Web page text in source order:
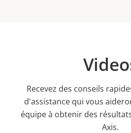
Recevez des conseils
d'assistance qui vous
équipe à obtenir des
Axis.